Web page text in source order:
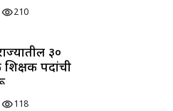
visibility210
३०
पदांची
visibility118